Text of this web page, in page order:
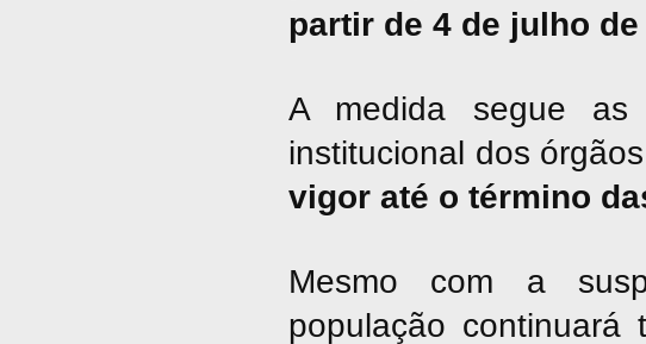
partir de 4 de julho de
A medida segue as
institucional dos
vigor até o término
Mesmo com a
população continuará